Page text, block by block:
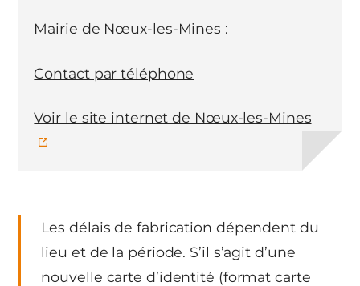
Les délais de fabrication dépendent du
lieu et de la période. S’il s’agit d’une
nouvelle carte d’identité (format carte
Mairie de Nœux-les-Mines :
Contact par téléphone
Voir le site internet de Nœux-les-Mines